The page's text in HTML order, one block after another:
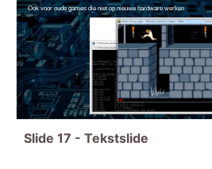
Ook voor oude games die niet op nieuwe hardware werken
Slide 17 - Tekstslide